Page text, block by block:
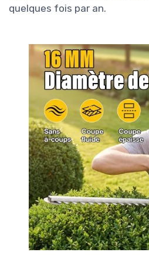
quelques fois par an.